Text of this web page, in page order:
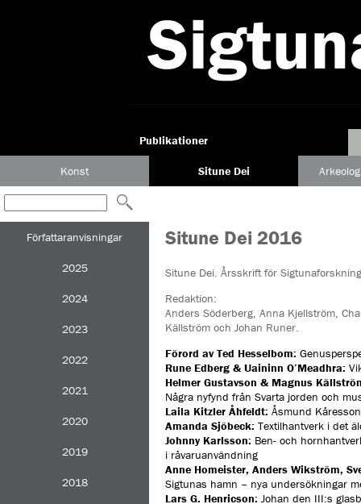
Publikationer
Konst Situne Dei
Författaranvisningar
2025
2024
2023
2022
2021
2020
2019
2018
Situne Dei 2016
Situne Dei. Årsskrift för
Redaktion:
Anders Söderberg, Anna Kjellström,
Källström och Johan Runer.
Förord av Ted Hesselbom:
Rune Edberg & Uaininn O’Meadhra:
Helmer Gustavson & Magnus
Några nyfynd från Svarta jorden och
Laila Kitzler Åhfeldt: Åsmund
Amanda Sjöbeck: Textilhantverk i det
Johnny Karlsson: Ben- och
i råvaruanvändning
Anne Homeister, Anders Wikström,
Sigtunas hamn – nya undersökningar
Lars G. Henricson: Johan den III:s